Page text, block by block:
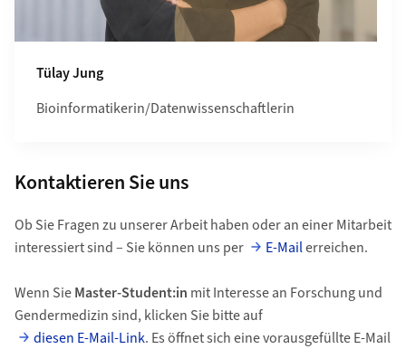
Tülay Jung
Bioinformatikerin/Datenwissenschaftlerin
Kontaktieren Sie uns
Ob Sie Fragen zu unserer Arbeit haben oder an einer Mitarbeit
interessiert sind – Sie können uns per
E-Mailerreichen.
Wenn SieMaster-Student:in mit Interesse an Forschung und
Gendermedizin sind, klicken Sie bitte auf
diesen E‑Mail‑Link. Es öffnet sich eine vorausgefüllte E‑Mail